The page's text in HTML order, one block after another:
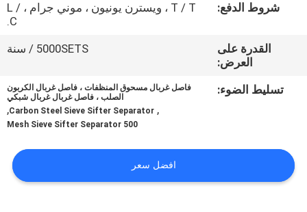
المعمل
مراقبة
الجودة
بنا
شروط الدفع:
T / T ، ويسترن يونيون ، موني جرام ، L /
C.
القدرة على
العرض:
5000SETS / سنة
تسليط الضوء:
فاصل غربال مسحوق المنظفات ، فاصل غربال الكربون
الصلب ، فاصل غربال غربال شبكي
,
Carbon Steel Sieve Sifter Separator
,
500 Mesh Sieve Sifter Separator
افضل سعر